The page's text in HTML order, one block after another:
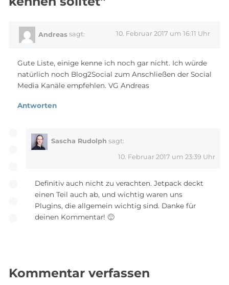
Andreas sagt: 10. Februar 2017 um 16:11 Uhr
Gute Liste, einige kenne ich noch gar nicht. Ich würde
natürlich noch Blog2Social zum Anschließen der Social
Media Kanäle empfehlen. VG Andreas
Antworten
Sascha Rudolph sagt:
10. Februar 2017 um 23:39 Uhr
Definitiv auch nicht zu verachten. Jetpack deckt
einen Teil auch ab, und wichtig waren uns
Plugins, die allgemein wichtig sind. Danke für
deinen Kommentar! 🙂
Kommentar verfassen